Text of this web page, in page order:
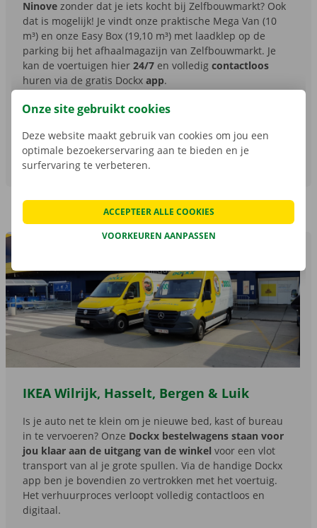
Ninove zonder dat je iets kocht bij Zelfbouwmarkt? Ook
dat is mogelijk! Je vindt onze praktische Mega Van (10
m³) en onze Easy Box (19,10 m³) met laadklep op de
parking bij het afhaalmagazijn van Zelfbouwmarkt. Je
kan de voertuigen hier 24/7 en volledig contactloos
huren via de gratis Dockx app.
BijZelfbouwmarktkoop je alles voor de inrichting en
BEKIJK LOCATIE
IKEA Wilrijk, Hasselt, Bergen & Luik
Is je auto net te klein om je nieuwe bed, kast of bureau
in te vervoeren? Onze Dockx bestelwagens staan voor
jou klaar aan de uitgang van de winkel voor een vlot
transport van al je grote spullen. Via de handige Dockx
app ben je bovendien zo vertrokken met het voertuig.
Het verhuurproces verloopt volledig contactloos en
digitaal.
Onze site gebruikt cookies
Deze website maakt gebruik van cookies om jou een
optimale bezoekerservaring aan te bieden en je
surfervaring te verbeteren.
VOORKEUREN AANPASSEN
ACCEPTEER ALLE COOKIES